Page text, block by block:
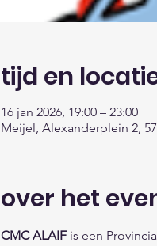
tijd en
16 jan 2026, 19:00 – 23:00
Meijel, Alexanderplein 2,
over het
CMC ALAIF is een